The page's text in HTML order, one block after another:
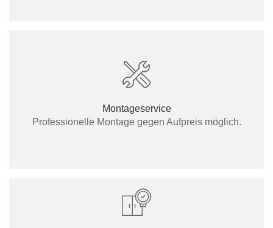
Montageservice
Professionelle Montage gegen Aufpreis möglich.